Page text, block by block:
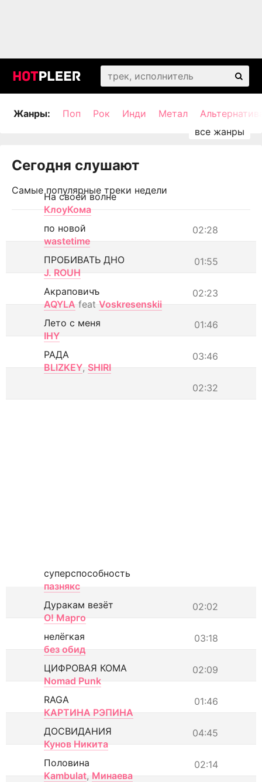
Жанры: Поп Рок Инди Метал
Сегодня слушают
Самые популярные треки недели
На своей волне
КлоуКома
02:28
по новой
wastetime
01:55
ПРОБИВАТЬ ДНО
J. ROUH
02:23
Акраповичъ
AQYLA feat Voskresenskii
01:46
Лето с меня
IHY
03:46
РАДА
BLIZKEY, SHIRI
02:32
суперспособность
пазнякс
02:02
Дуракам везёт
О! Марго
03:18
нелёгкая
без обид
02:09
ЦИФРОВАЯ КОМА
Nomad Punk
01:46
RAGA
КАРТИНА РЭПИНА
04:45
ДОСВИДАНИЯ
Кунов Никита
02:14
Половина
Kambulat, Минаева